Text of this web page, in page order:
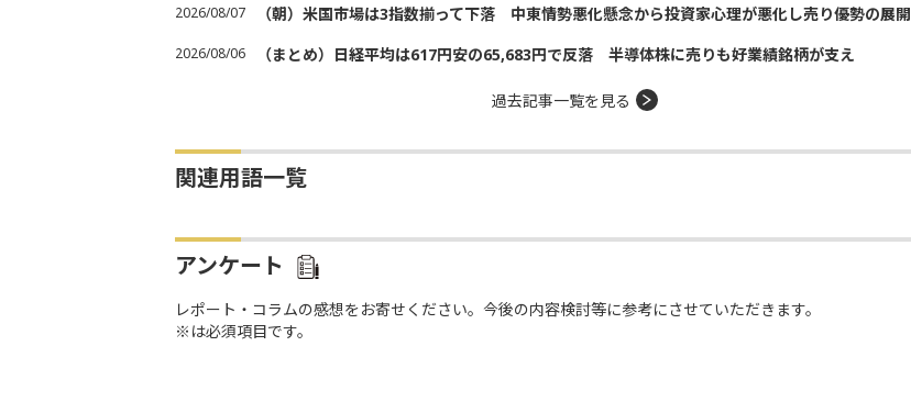
2026/08/07 （朝）米国市場は3指数揃って下落 中東情勢悪化懸念から投資家心理が悪化し売り優勢の展開
2026/08/06 （まとめ）日経平均は617円安の65,683円で反落 半導体株に売りも好業績銘柄が支え
過去記事一覧を見る
関連用語一覧
アンケート
レポート・コラムの感想をお寄せください。今後の内容検討等に参考にさせていただきます。
※は必須項目です。